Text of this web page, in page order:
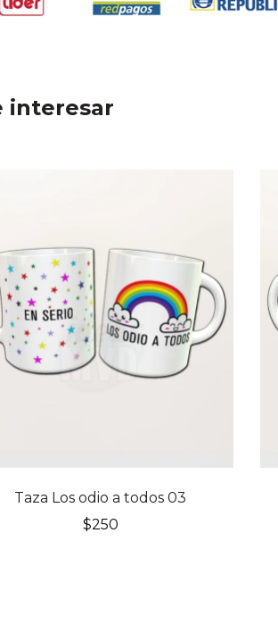
interesar
Taza Los odio a todos 03
$250